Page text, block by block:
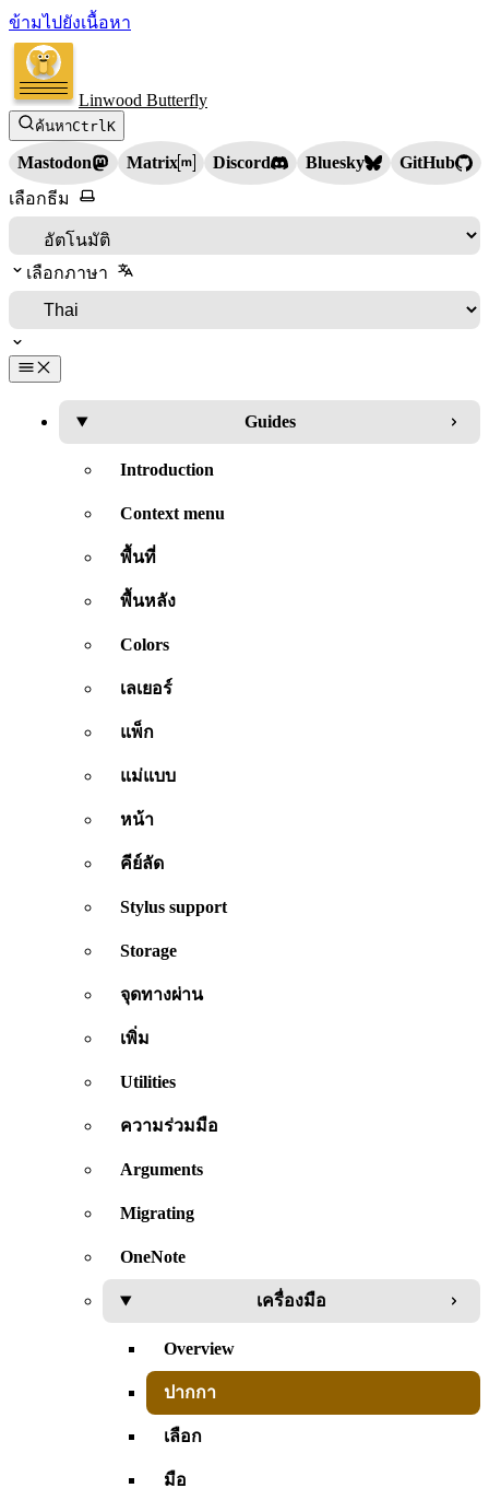
ข้ามไปยังเนื้อหา
Linwood Butterfly
ค้นหาCtrlK
Mastodon Matrix Discord Bluesky
GitHub
เลือกธีม
เลือกภาษา
Guides
Introduction
Context menu
พื้นที่
พื้นหลัง
Colors
เลเยอร์
แพ็ก
แม่แบบ
หน้า
คีย์ลัด
Stylus support
Storage
จุดทางผ่าน
เพิ่ม
Utilities
ความร่วมมือ
Arguments
Migrating
OneNote
เครื่องมือ
Overview
ปากกา
เลือก
มือ